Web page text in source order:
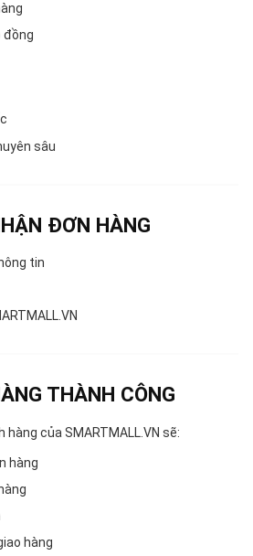
đồng
sâu
ĐƠN HÀNG
tin
THÀNH CÔNG
của SMARTMALL.VN sẽ:
hàng
hàng